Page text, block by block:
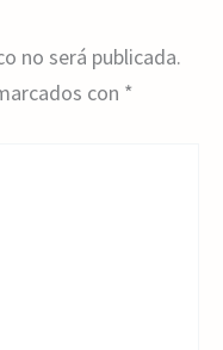
no será publicada.
con *